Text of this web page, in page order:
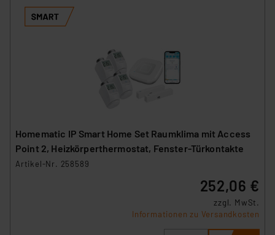
Homematic IP Smart Home Set Raumklima mit Access
Point 2, Heizkörperthermostat, Fenster-Türkontakte
Artikel-Nr. 258589
252,06 €
zzgl. MwSt.
Informationen zu Versandkosten